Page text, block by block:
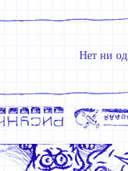
Нет ни